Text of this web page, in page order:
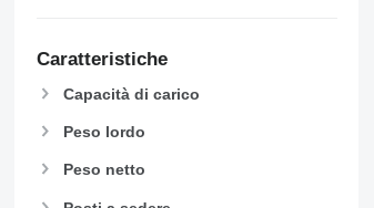
Caratteristiche
Capacità di carico
Peso lordo
Peso netto